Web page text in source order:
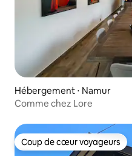
Hébergement ⋅ Namur
Comme chez Lore
Coup de cœur voyageurs
Coup de cœur voyageurs